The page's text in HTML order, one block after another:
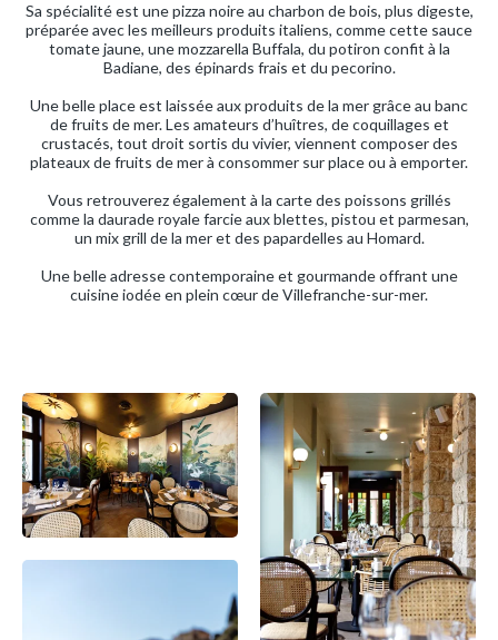
Sa spécialité est une pizza noire au charbon de bois, plus digeste,
préparée avec les meilleurs produits italiens, comme cette sauce
tomate jaune, une mozzarella Buffala, du potiron confit à la
Badiane, des épinards frais et du pecorino.
Une belle place est laissée aux produits de la mer grâce au banc
de fruits de mer. Les amateurs d’huîtres, de coquillages et
crustacés, tout droit sortis du vivier, viennent composer des
plateaux de fruits de mer à consommer sur place ou à emporter.
Vous retrouverez également à la carte des poissons grillés
comme la daurade royale farcie aux blettes, pistou et parmesan,
un mix grill de la mer et des papardelles au Homard.
Une belle adresse contemporaine et gourmande offrant une
cuisine iodée en plein cœur de Villefranche-sur-mer.